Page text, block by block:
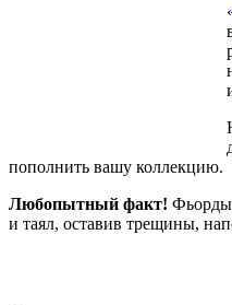
пополнить вашу коллекцию.
Любопытный факт! Фьорды
и таял, оставив трещины,